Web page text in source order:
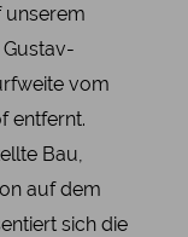
unserem
Gustav-
vom
entfernt.
Bau,
auf dem
sich die